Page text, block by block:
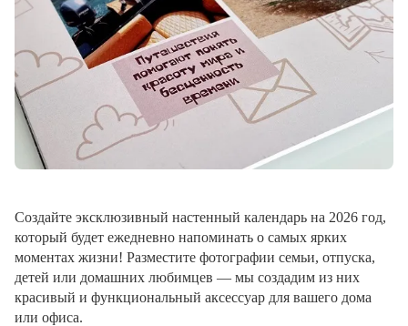
Создайте эксклюзивный настенный календарь на 2026 год,
который будет ежедневно напоминать о самых ярких
моментах жизни! Разместите фотографии семьи, отпуска,
детей или домашних любимцев — мы создадим из них
красивый и функциональный аксессуар для вашего дома
или офиса.